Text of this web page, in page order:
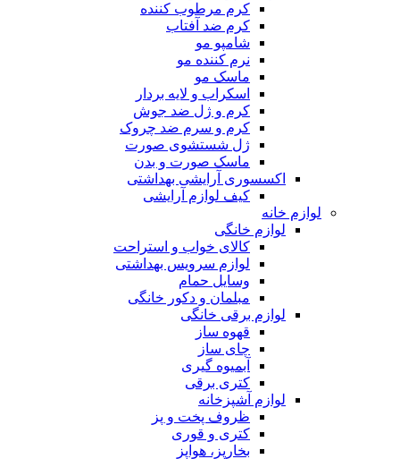
کرم مرطوب کننده
کرم ضد آفتاب
شامپو مو
نرم کننده مو
ماسک مو
اسکراب و لایه بردار
کرم و ژل ضد جوش
کرم و سرم ضد چروک
ژل شستشوی صورت
ماسک صورت و بدن
اکسسوری آرایشی بهداشتی
کیف لوازم آرایشی
لوازم خانه
لوازم خانگی
کالای خواب و استراحت
لوازم سرویس بهداشتی
وسایل حمام
مبلمان و دکور خانگی
لوازم برقی خانگی
قهوه ساز
چای ساز
آبمیوه گیری
کتری برقی
لوازم آشپزخانه
ظروف پخت و پز
کتری و قوری
بخارپز، هواپز